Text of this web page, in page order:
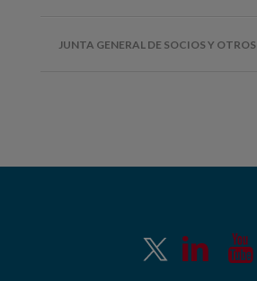
JUNTA GENERAL DE SOCIOS Y OTROS